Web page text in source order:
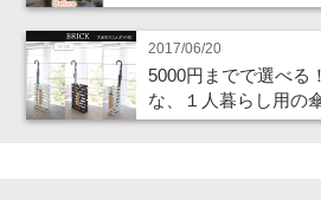
2017/06/20
5000円までで選べる
な、１人暮らし用の